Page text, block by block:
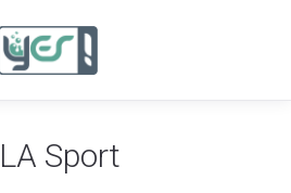
Sport